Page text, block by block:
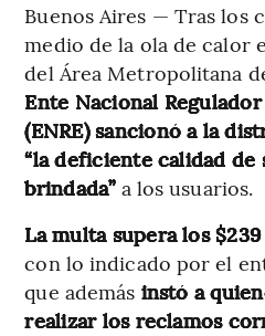
Buenos Aires — Tras los
medio de la ola de calor
del Área Metropolitana
Ente Nacional
(ENRE) sancionó a la
“la deficiente calidad
brindada”a los usuarios.
La multa supera los
con lo indicado por el
que además instó a
realizar los reclamos